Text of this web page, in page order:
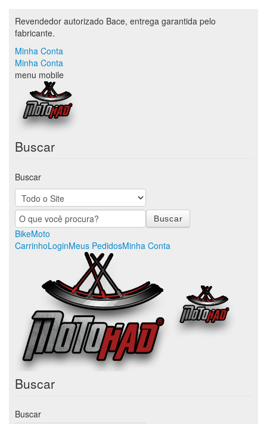
Revendedor autorizado Bace, entrega garantida pelo
fabricante.
Minha Conta
Minha Conta
menu mobile
Buscar
Buscar
BikeMoto
CarrinhoLoginMeus PedidosMinha Conta
Buscar
Buscar